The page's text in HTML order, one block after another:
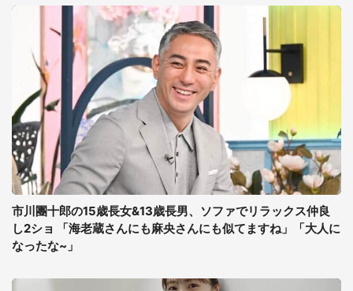
市川團十郎の15歳長女&13歳長男、ソファでリラックス仲良
し2ショ 「海老蔵さんにも麻央さんにも似てますね」「大人に
なったな~」